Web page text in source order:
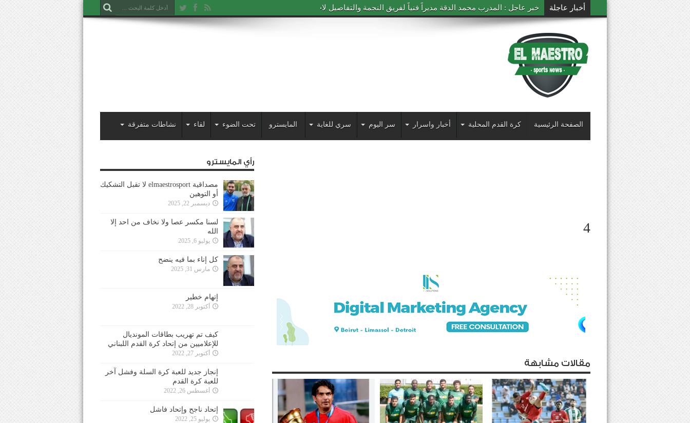
أخبار عاجلة خبر عاجل : المدرب محمد الدقة مديراً فنياً لفريق النجمة والتفاصيل لاحقاً
الصفحة الرئيسية كرة القدم المحلية أخبار واسرار سر اليوم سري للغاية المايسترو تحت الضوء لقاء نشاطات متفرقة
4
مقالات مشابهة
رأي المايسترو
مصداقية elmaestrosport لا تقبل التشكيك
أو التوهين
ديسمبر 22, 2025
لسنا مكسر عصا ولا نخاف من احد إلا
الله
يوليو 6, 2025
كل إناء بما فيه ينضح
مارس 31, 2025
إتهام خطير
أكتوبر 28, 2022
كيف تم تهريب بطاقات المونديال
للإعلاميين من إتحاد كرة القدم اللبناني
أكتوبر 27, 2022
إنجاز جديد للعبة كرة السلة وفشل آخر
للعبة كرة القدم
أغسطس 26, 2022
إتحاد ناجح وإتحاد فاشل
يوليو 25, 2022